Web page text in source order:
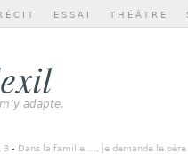
adapte.
ESSAI THÉÂTRE
3 - Dans la famille …, je demande le père